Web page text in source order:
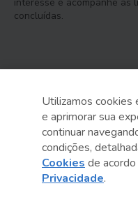
concluídas.
Serviço Social do Comércio
Administração Regional
Sesc São Paulo por aí:
Utilizamos cookies
e aprimorar sua
continuar
condições,
Cookies de
Privacidade.